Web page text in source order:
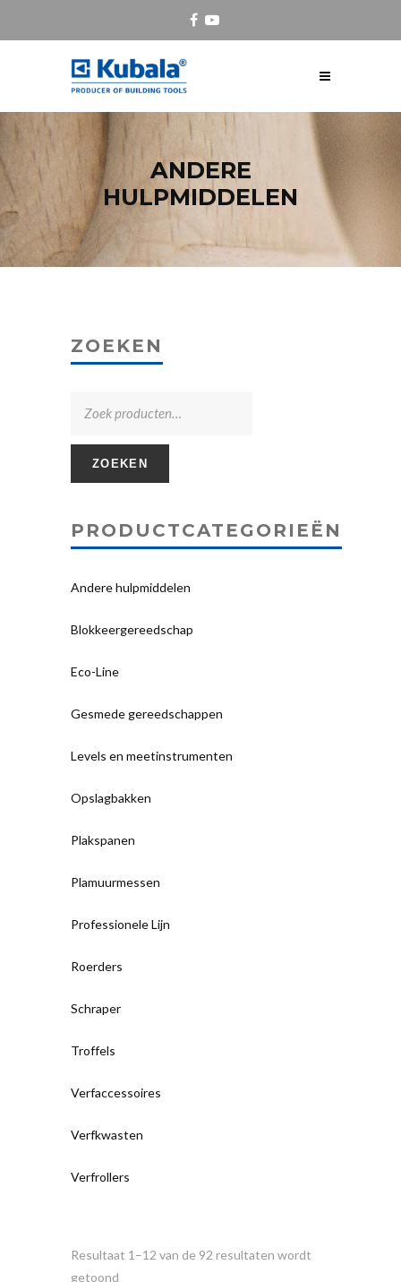
ANDERE
HULPMIDDELEN
ZOEKEN
ZOEKEN
PRODUCTCATEGORIEËN
Andere hulpmiddelen
Blokkeergereedschap
Eco-Line
Gesmede gereedschappen
Levels en meetinstrumenten
Opslagbakken
Plakspanen
Plamuurmessen
Professionele Lijn
Roerders
Schraper
Troffels
Verfaccessoires
Verfkwasten
Verfrollers
Resultaat 1–12 van de 92 resultaten wordt
getoond